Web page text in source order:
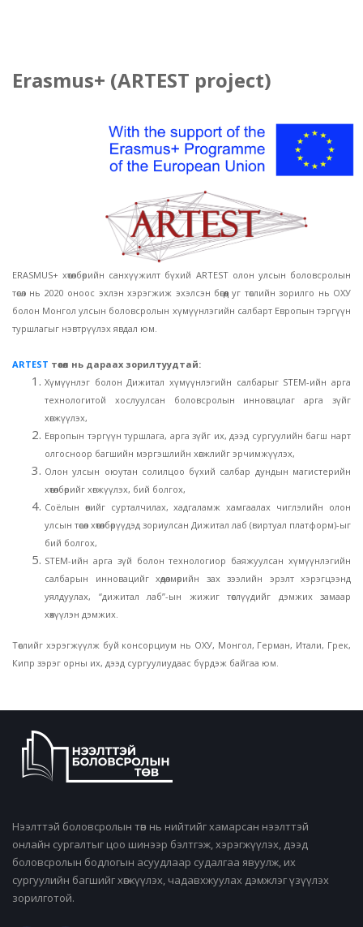
Erasmus+ (ARTEST project)
ERASMUS+ хөтөлбөрийн санхүүжилт бүхий ARTEST олон улсын боловсролын
төсөл нь 2020 оноос эхлэн хэрэгжиж эхэлсэн бөгөөд уг төслийн зорилго нь ОХУ
болон Монгол улсын боловсролын хүмүүнлэгийн салбарт Европын тэргүүн
туршлагыг нэвтрүүлэх явдал юм.
ARTEST төсөл нь дараах зорилтуудтай:
Хүмүүнлэг болон Дижитал хүмүүнлэгийн салбарыг STEM-ийн арга
технологитой хослуулсан боловсролын инновацлаг арга зүйг
хөгжүүлэх,
Европын тэргүүн туршлага, арга зүйг их, дээд сургуулийн багш нарт
олгосноор багшийн мэргэшлийн хөгжлийг эрчимжүүлэх,
Олон улсын оюутан солилцоо бүхий салбар дундын магистерийн
хөтөлбөрийг хөгжүүлэх, бий болгох,
Соёлын өвийг сурталчилах, хадгаламж хамгаалах чиглэлийн олон
улсын төсөл хөтөлбөрүүдэд зориулсан Дижитал лаб (виртуал платформ)-ыг
бий болгох,
STEM-ийн арга зүй болон технологиор баяжуулсан хүмүүнлэгийн
салбарын инновацийг хөдөлмөрийн зах зээлийн эрэлт хэрэгцээнд
уялдуулах, “дижитал лаб”-ын жижиг төслүүдийг дэмжих замаар
хөхүүлэн дэмжих.
Төслийг хэрэгжүүлж буй консорциум нь ОХУ, Монгол, Герман, Итали, Грек,
Кипр зэрэг орны их, дээд сургуулиудаас бүрдэж байгаа юм.
Нээлттэй боловсролын төв нь нийтийг хамарсан нээлттэй
онлайн сургалтыг цоо шинээр бэлтгэж, хэрэгжүүлэх, дээд
боловсролын бодлогын асуудлаар судалгаа явуулж, их
сургуулийн багшийг хөгжүүлэх, чадавхжуулах дэмжлэг үзүүлэх
зорилготой.